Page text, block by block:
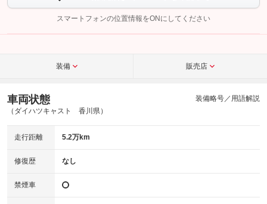
完了してください。
こちら
スマートフォンの位置情報をONにしてください
装備 販売店
車両状態
（ダイハツキャスト 香川県）
装備略号／用語解説
走行距離 5.2万km
修復歴 なし
禁煙車